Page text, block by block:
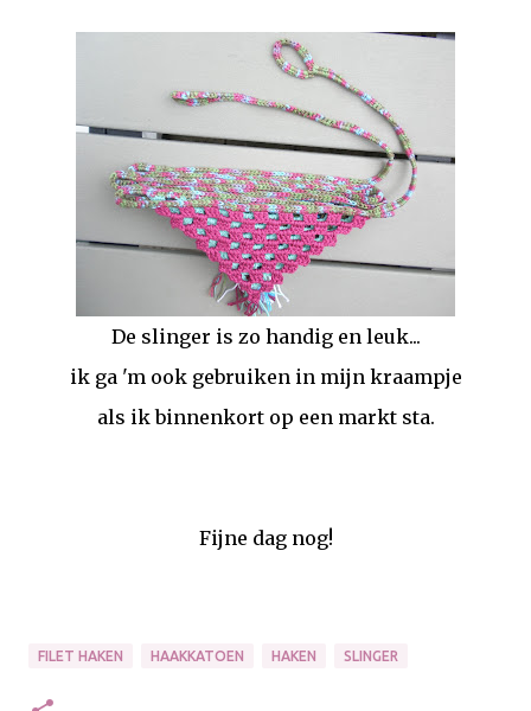
De slinger is zo handig en leuk...
ik ga 'm ook gebruiken in mijn kraampje
als ik binnenkort op een markt sta.
Fijne dag nog!
FILET HAKEN HAAKKATOEN HAKEN SLINGER